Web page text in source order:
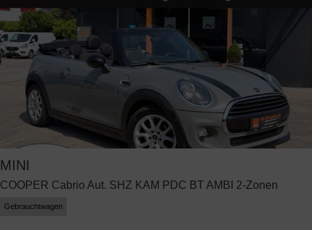
MINI
COOPER Cabrio Aut. SHZ KAM PDC BT AMBI 2-Zonen
Gebrauchtwagen